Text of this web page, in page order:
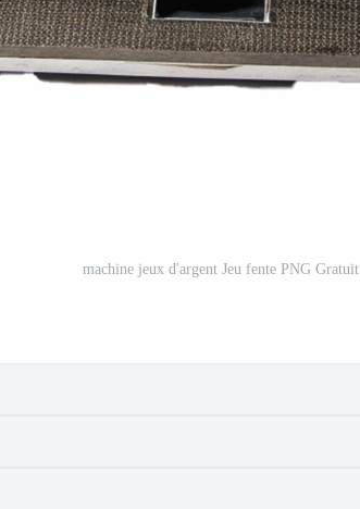
machine jeux d'argent Jeu fente PNG Gratuit